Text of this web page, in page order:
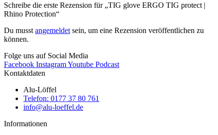
Schreibe die erste Rezension für „TIG glove ERGO TIG protect |
Rhino Protection“
Du musst angemeldet sein, um eine Rezension veröffentlichen zu
können.
Folge uns auf Social Media
Facebook InstagramYoutube Podcast
Kontaktdaten
Alu-Löffel
Telefon: 0177 37 80 761
info@alu-loeffel.de
Informationen